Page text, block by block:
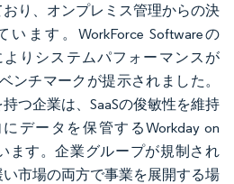
おり、オンプレミス管理からの決
ます。WorkForce Softwareの
よりシステムパフォーマンスが
ンチマークが提示されました。
つ企業は、SaaSの俊敏性を維持
データを保管するWorkday on
ます。企業グループが規制され
市場の両方で事業を展開する場